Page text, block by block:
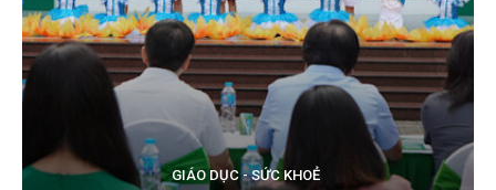
GIÁO DỤC - SỨC KHOẺ